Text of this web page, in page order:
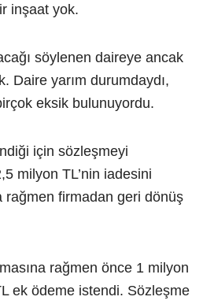
inşaat yok.
söylenen daireye ancak
Daire yarım durumdaydı,
eksik bulunuyordu.
için sözleşmeyi
milyon TL’nin iadesini
rağmen firmadan geri dönüş
rağmen önce 1 milyon
ek ödeme istendi. Sözleşme